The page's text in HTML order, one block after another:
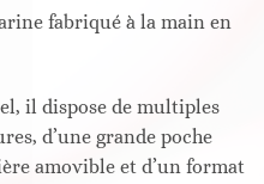
fabriqué à la main en
il dispose de multiples
d’une grande poche
amovible et d’un format